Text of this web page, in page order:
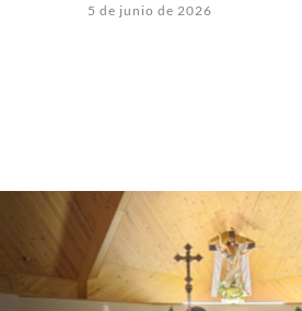
5 de junio de 2026